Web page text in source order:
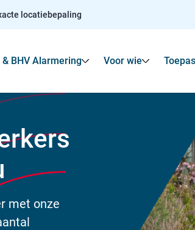
locatiebepaling
Submenu voor Agressie alarmering
BHV Alarmering ToonVoor wie Toon
met onze